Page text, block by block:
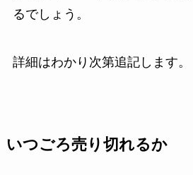
るでしょう。
詳細はわかり次第追記します。
いつごろ売り切れるか